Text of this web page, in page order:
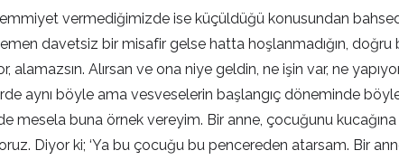
vermediğimizde ise küçüldüğü konusundan
davetsiz bir misafir gelse hatta hoşlanmadığın, doğru
Alırsan ve ona niye geldin, ne işin var, ne
aynı böyle ama vesveselerin başlangıç döneminde
buna örnek vereyim. Bir anne, çocuğunu
Diyor ki; ‘Ya bu çocuğu bu pencereden atarsam. Bir